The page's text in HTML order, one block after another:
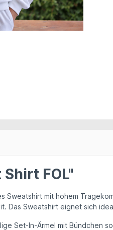
FOL"
Sweatshirt mit hohem
Das Sweatshirt eignet sich
Set-In-Ärmel mit Bündchen